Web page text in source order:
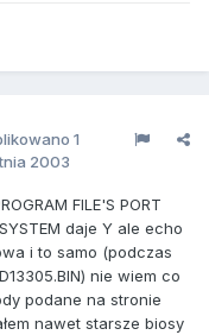
1
2003
FILE'S PORT
daje Y ale echo
i to samo (podczas
nie wiem co
podane na stronie
nawet starsze biosy